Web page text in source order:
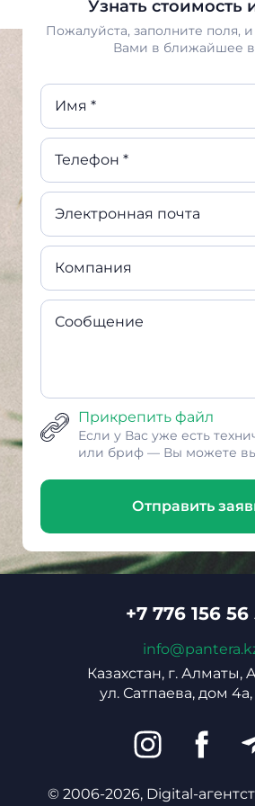
Узнать стоимость
Пожалуйста, заполните поля,
Вами в ближайшее
Имя *
Телефон *
Электронная почта
Компания
Сообщение
Прикрепить файл
Если у Вас уже есть
или бриф — Вы можете
Отправить
+7 776 156 56
Казахстан, г. Алматы,
ул. Сатпаева, дом
© 2006-2026, Digital-